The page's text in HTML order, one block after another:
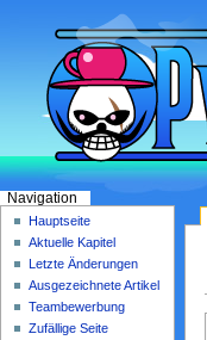
Navigation
Hauptseite
Aktuelle Kapitel
Letzte Änderungen
Ausgezeichnete Artikel
Teambewerbung
Zufällige Seite